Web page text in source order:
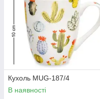
Кухоль MUG-187/4
В наявності